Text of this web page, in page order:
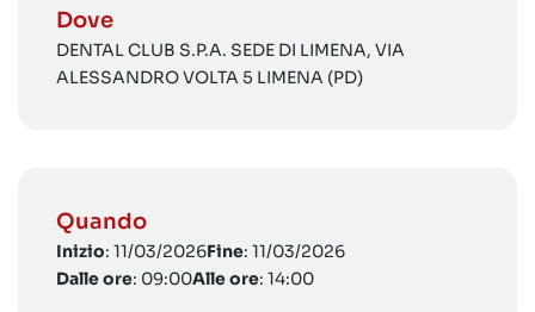
Dove
DENTAL CLUB S.P.A. SEDE DI LIMENA, VIA
ALESSANDRO VOLTA 5 LIMENA (PD)
Quando
Inizio: 11/03/2026Fine: 11/03/2026
Dalle ore: 09:00Alle ore: 14:00